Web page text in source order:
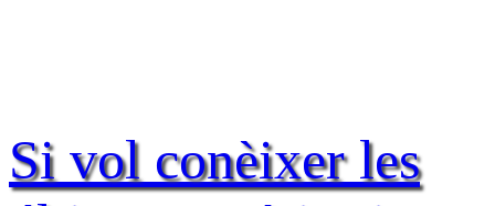
Si vol conèixer les